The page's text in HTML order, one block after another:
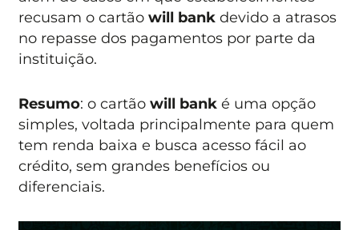
recusam o cartãowill bank devido a atrasos
no repasse dos pagamentos por parte da
instituição.
Resumo: o cartãowill bank é uma opção
simples, voltada principalmente para quem
tem renda baixa e busca acesso fácil ao
crédito, sem grandes benefícios ou
diferenciais.